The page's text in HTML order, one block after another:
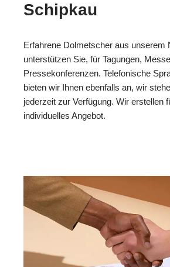
Schipkau
Erfahrene Dolmetscher aus unserem
unterstützen Sie, für Tagungen,
Pressekonferenzen. Telefonische
bieten wir Ihnen ebenfalls an, wir
jederzeit zur Verfügung. Wir erstellen
individuelles Angebot.